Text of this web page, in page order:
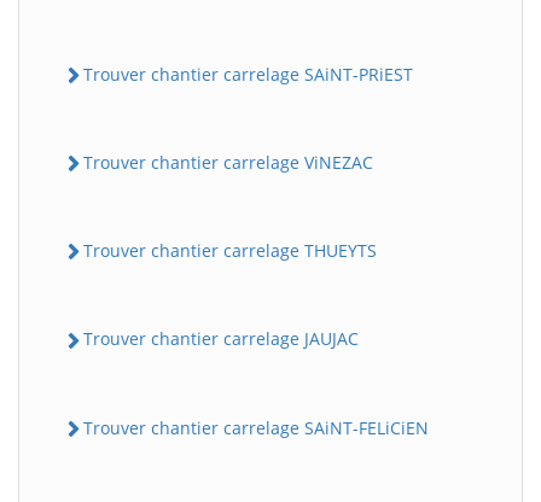
Trouver chantier carrelage SAiNT-PRiEST
Trouver chantier carrelage ViNEZAC
Trouver chantier carrelage THUEYTS
Trouver chantier carrelage JAUJAC
Trouver chantier carrelage SAiNT-FELiCiEN